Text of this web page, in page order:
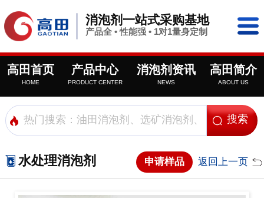
消泡剂一站式采购基地
产品全 • 性能强 • 1对1量身定制
高田首页
HOME
产品中心
PRODUCT CENTER
消泡剂资讯
NEWS
高田简介
ABOUT US
水处理消泡剂 申请样品 返回上一页